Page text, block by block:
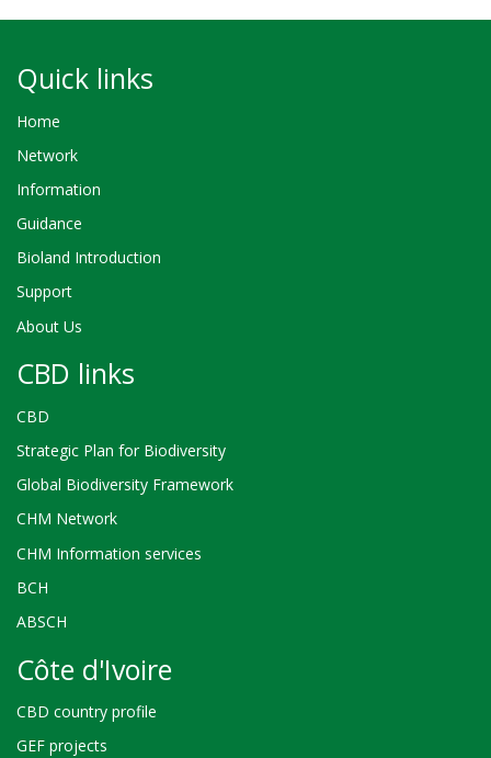
Quick links
Home
Network
Information
Guidance
Bioland Introduction
Support
About Us
CBD links
CBD
Strategic Plan for Biodiversity
Global Biodiversity Framework
CHM Network
CHM Information services
BCH
ABSCH
Côte d'Ivoire
CBD country profile
GEF projects